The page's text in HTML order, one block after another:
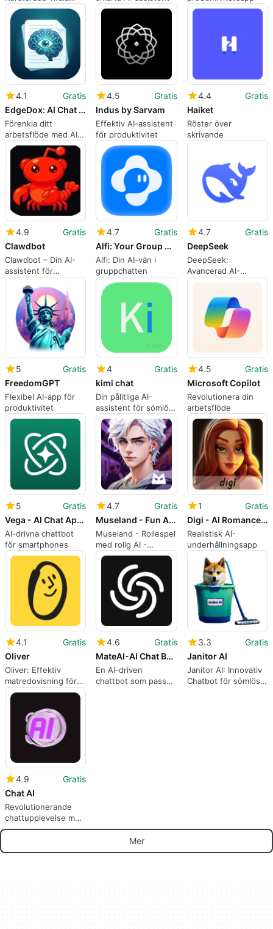
uppmaningar för att
förbättra AI-chattens
resultat
4.1
Gratis
EdgeDox: AI Chat with PDF
Förenkla ditt
arbetsflöde med AI-
hanterade dokument
4.5
Gratis
Indus by Sarvam
Effektiv AI-assistent
för produktivitet
4.4
Gratis
Haiket
Röster över
skrivande
4.9
Gratis
Clawdbot
Clawdbot – Din AI-
assistent för
produktivitet
4.7
Gratis
Alfi: Your Group Chat
Alfi: Din AI-vän i
gruppchatten
4.7
Gratis
DeepSeek
DeepSeek:
Avancerad AI-
assistent för Android
5
Gratis
FreedomGPT
Flexibel AI-app för
produktivitet
4
Gratis
kimi chat
Din pålitliga AI-
assistent för sömlös
informationsbehandling
4.5
Gratis
Microsoft Copilot
Revolutionera din
arbetsflöde
5
Gratis
Vega - AI Chat App with GPT
AI-drivna chattbot
för smartphones
4.7
Gratis
Museland - Fun AI Roleplay
Museland - Rollespel
med rolig AI -
Översikt
1
Gratis
Digi - AI Romance Reimagined
Realistisk AI-
underhållningsapp
4.1
Gratis
Oliver
Oliver: Effektiv
matredovisning för
miljön
4.6
Gratis
MateAI-AI Chat Bot Assistant
En AI-driven
chattbot som passar
3.3
Gratis
Janitor AI
Janitor AI: Innovativ
Chatbot för sömlös
4.9
Gratis
Chat AI
Revolutionerande
chattupplevelse med
Chat AI
Mer